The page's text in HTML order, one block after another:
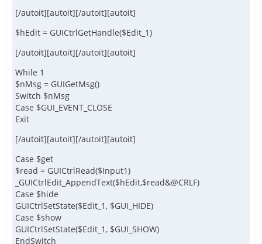
[/autoit][autoit][/autoit][autoit]
$hEdit = GUICtrlGetHandle($Edit_1)
[/autoit][autoit][/autoit][autoit]
While 1
$nMsg = GUIGetMsg()
Switch $nMsg
Case $GUI_EVENT_CLOSE
Exit
[/autoit][autoit][/autoit][autoit]
Case $get
$read = GUICtrlRead($Input1)
_GUICtrlEdit_AppendText($hEdit,$read&@CRLF)
Case $hide
GUICtrlSetState($Edit_1, $GUI_HIDE)
Case $show
GUICtrlSetState($Edit_1, $GUI_SHOW)
EndSwitch